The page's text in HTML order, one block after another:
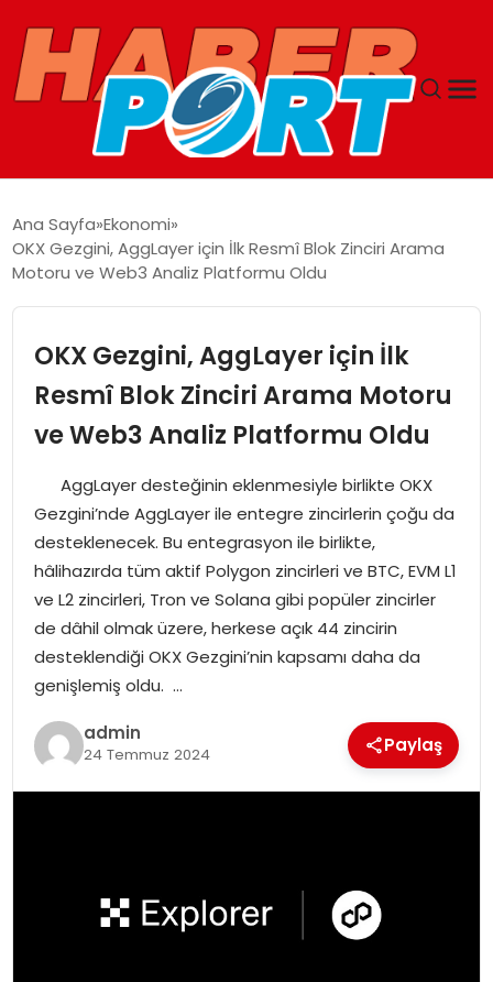
GUNCEL
SPOR
MAGAZIN
SPOR
EĞITIM
OTOMOBIL
TEKNOLOJI
Ana Sayfa Ekonomi
OKX Gezgini, AggLayer için İlk Resmî Blok Zinciri Arama
Motoru ve Web3 Analiz Platformu Oldu
OKX Gezgini, AggLayer için İlk
Resmî Blok Zinciri Arama Motoru
ve Web3 Analiz Platformu Oldu
AggLayer desteğinin eklenmesiyle birlikte OKX
Gezgini’nde AggLayer ile entegre zincirlerin çoğu da
desteklenecek. Bu entegrasyon ile birlikte,
hâlihazırda tüm aktif Polygon zincirleri ve BTC, EVM L1
ve L2 zincirleri, Tron ve Solana gibi popüler zincirler
de dâhil olmak üzere, herkese açık 44 zincirin
desteklendiği OKX Gezgini’nin kapsamı daha da
genişlemiş oldu. …
admin
24 Temmuz 2024 Paylaş